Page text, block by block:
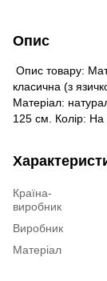
Опис
Опис товару:
класична (з
Матеріал:
125 см. Колір: На
Країна-
виробник
Виробник
Матеріал